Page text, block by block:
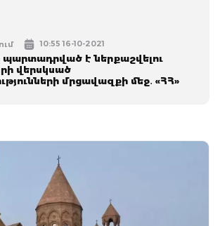
10:55 16-10-2021
է ներքաշվելու
վերսկսած
մրցավազքի մեջ․ «ՀՀ»